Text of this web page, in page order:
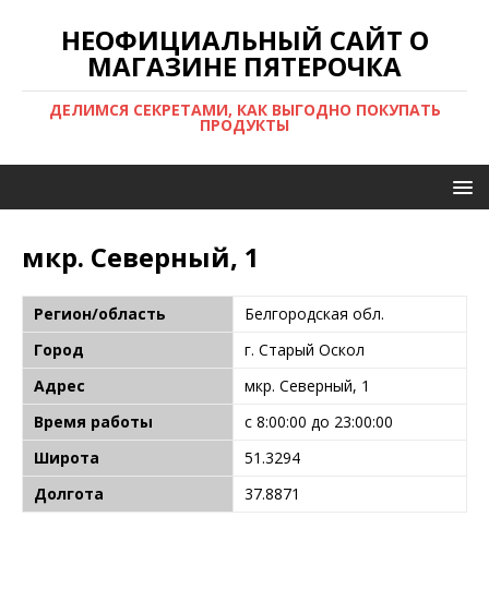
НЕОФИЦИАЛЬНЫЙ САЙТ О
МАГАЗИНЕ ПЯТЕРОЧКА
ДЕЛИМСЯ СЕКРЕТАМИ, КАК ВЫГОДНО ПОКУПАТЬ
ПРОДУКТЫ
мкр. Северный, 1
Регион/область
Белгородская обл.
Город
г. Старый Оскол
Адрес
мкр. Северный, 1
Время работы
с 8:00:00 до 23:00:00
Широта
51.3294
Долгота
37.8871